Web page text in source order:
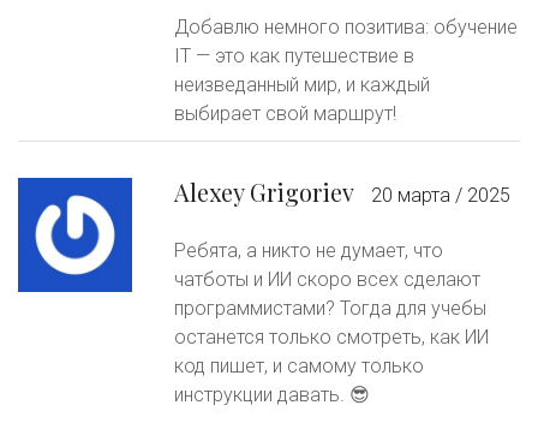
Добавлю немного позитива: обучение
IT — это как путешествие в
неизведанный мир, и каждый
выбирает свой маршрут!
Alexey Grigoriev 20 марта / 2025
Ребята, а никто не думает, что
чатботы и ИИ скоро всех сделают
программистами? Тогда для учебы
останется только смотреть, как ИИ
код пишет, и самому только
инструкции давать. 😎